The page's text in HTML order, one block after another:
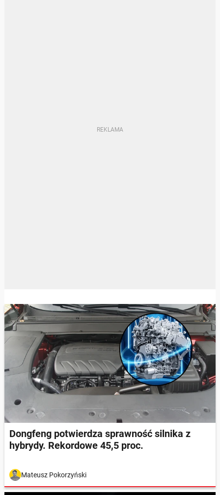
Dongfeng potwierdza sprawność silnika z
hybrydy. Rekordowe 45,5 proc.
Mateusz Pokorzyński